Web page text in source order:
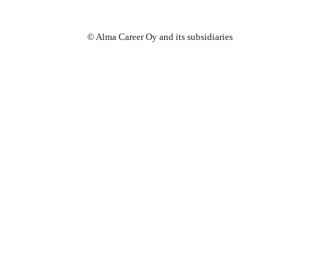
© Alma Career Oy and its subsidiaries